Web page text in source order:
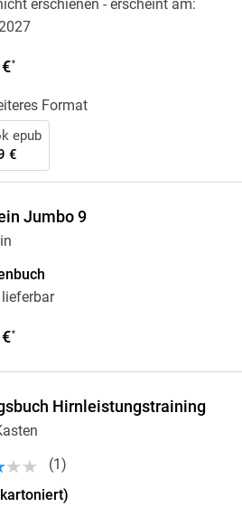
erschienen - erscheint am:
*
Format
epub
€
Jumbo 9
*
Hirnleistungstraining
(1 )